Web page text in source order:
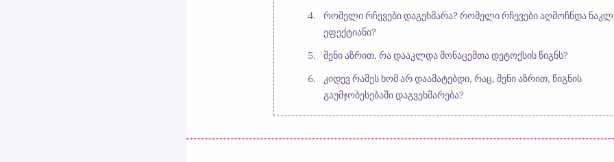
რომელი რჩევები დაგეხმარა? რომელი რჩევები აღმოჩნდა
ეფექტიანი?
შენი აზრით, რა დააკლდა მონაცემთა დეტოქსის წიგნს?
კიდევ რამეს ხომ არ დაამატებდი, რაც, შენი აზრით, წიგნის
გაუმჯობესებაში დაგვეხმარება?